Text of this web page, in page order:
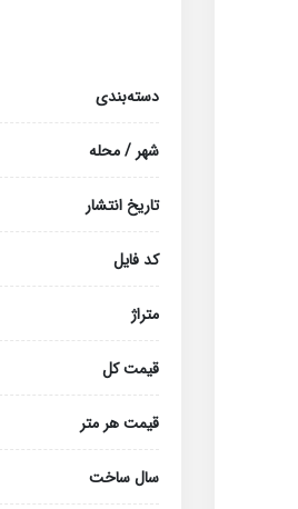
دسته‌بندی
شهر / محله
تاریخ انتشار
کد فایل
متراژ
قیمت کل
قیمت هر متر
سال ساخت